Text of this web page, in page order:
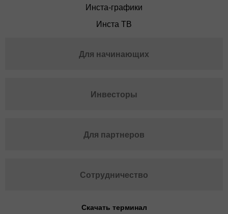
Инста-графики
Инста ТВ
Для начинающих
Инвесторы
Для партнеров
Сотрудничество
Скачать терминал